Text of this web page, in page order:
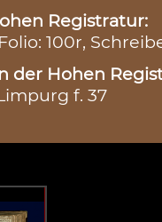
Registratur:
100r,
der Hohen
f. 37